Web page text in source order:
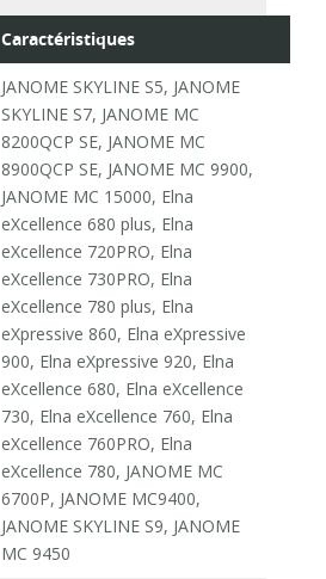
Caractéristiques
JANOME SKYLINE S5, JANOME
SKYLINE S7, JANOME MC
8200QCP SE, JANOME MC
8900QCP SE, JANOME MC 9900,
JANOME MC 15000, Elna
eXcellence 680 plus, Elna
eXcellence 720PRO, Elna
eXcellence 730PRO, Elna
eXcellence 780 plus, Elna
eXpressive 860, Elna eXpressive
900, Elna eXpressive 920, Elna
eXcellence 680, Elna eXcellence
730, Elna eXcellence 760, Elna
eXcellence 760PRO, Elna
eXcellence 780, JANOME MC
6700P, JANOME MC9400,
JANOME SKYLINE S9, JANOME
MC 9450